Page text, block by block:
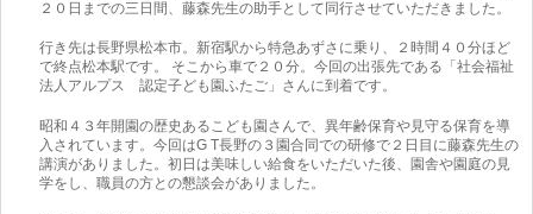
２０日までの三日間、藤森先生の助手として同行させていただきました。
行き先は長野県松本市。新宿駅から特急あずさに乗り、２時間４０分ほど
で終点松本駅です。 そこから車で２０分。今回の出張先である「社会福祉
法人アルプス 認定子ども園ふたご」さんに到着です。
昭和４３年開園の歴史あるこども園さんで、異年齢保育や見守る保育を導
入されています。今回はG T長野の３園合同での研修で２日目に藤森先生の
講演がありました。初日は美味しい給食をいただいた後、園舎や園庭の見
学をし、職員の方との懇談会がありました。